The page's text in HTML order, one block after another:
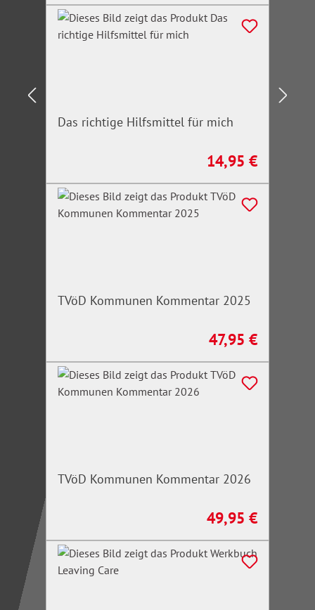
Das richtige Hilfsmittel für mich
Regulärer Preis:
14,95 €
TVöD Kommunen Kommentar 2025
Regulärer Preis:
47,95 €
TVöD Kommunen Kommentar 2026
Regulärer Preis:
49,95 €